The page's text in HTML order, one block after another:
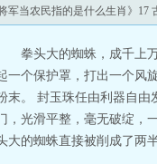
将军当农民指的是什么生肖》17
拳头大的蜘蛛，成千上
一个保护罩，打出一个风
末。 封玉珠任由利器自由
，光滑平整，毫无破绽，
大的蜘蛛直接被削成了两